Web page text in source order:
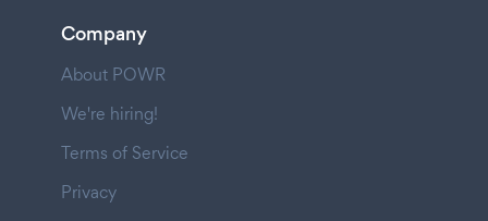
Company
About POWR
We're hiring!
Terms of Service
Privacy